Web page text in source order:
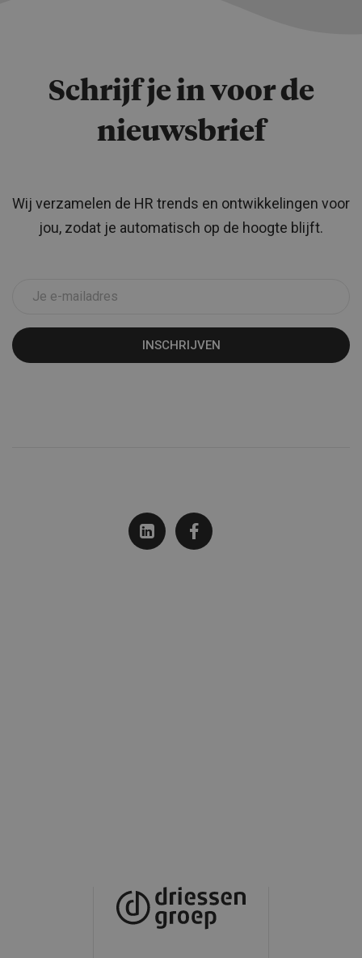
Schrijf je in voor de
nieuwsbrief
Wij verzamelen de HR trends en ontwikkelingen voor
jou, zodat je automatisch op de hoogte blijft.